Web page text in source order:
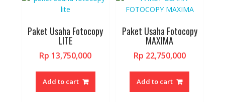
Paket Usaha Fotocopy
LITE
Rp 13,750,000
Add to cart
Paket Usaha Fotocopy
MAXIMA
Rp 22,750,000
Add to cart